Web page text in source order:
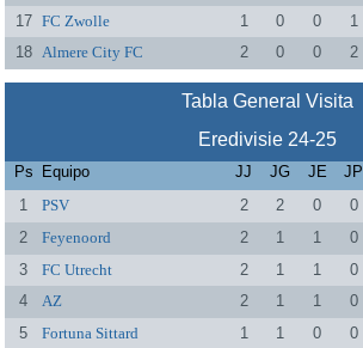
17 FC Zwolle 1 0 0 1
18 Almere City FC 2 0 0 2
Tabla General Visita
Eredivisie 24-25
Ps Equipo JJ JG JE JP
1
PSV 2 2 0 0
2
Feyenoord 2 1 1 0
3
FC Utrecht 2 1 1 0
4
AZ 2 1 1 0
5
Fortuna Sittard 1 1 0 0